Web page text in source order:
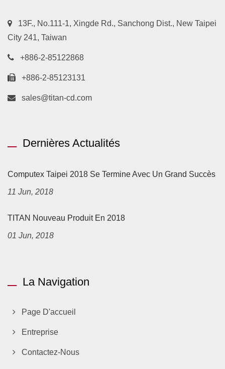
13F., No.111-1, Xingde Rd., Sanchong Dist., New Taipei
City 241, Taiwan
+886-2-85122868
+886-2-85123131
sales@titan-cd.com
Dernières Actualités
Computex Taipei 2018 Se Termine Avec Un Grand Succès
11 Jun, 2018
TITAN Nouveau Produit En 2018
01 Jun, 2018
La Navigation
Page D'accueil
Entreprise
Contactez-Nous